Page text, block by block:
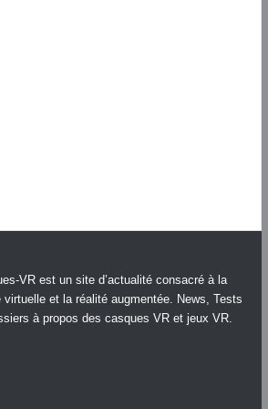
VR est un site d’actualité consacré à la
virtuelle et la réalité augmentée. News, Tests
à propos des casques VR et jeux VR.